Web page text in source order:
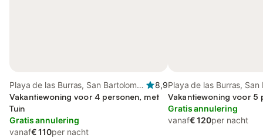
Playa de las Burras, San Bartolomé
de Tirajana
8,9
Vakantiewoning voor 4 personen, met
Tuin
Gratis annulering
vanaf€ 110per nacht
Playa de las Burras, San
de Tirajana
Vakantiewoning voor 5
Gratis annulering
vanaf€ 120per nacht